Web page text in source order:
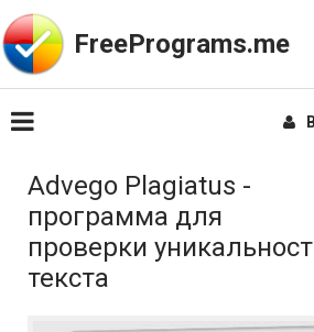
FreePrograms.me
Аdvego Рlagiatus -
программа для
проверки
текста